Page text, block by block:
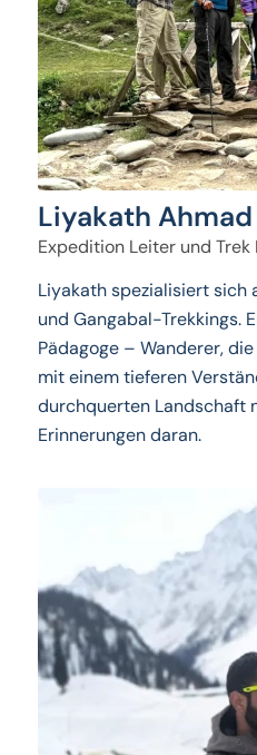
Liyakath Ahmad
Expedition Leiter und Trek
Liyakath spezialisiert sich
und Gangabal-Trekkings.
Pädagoge – Wanderer,
mit einem tieferen
durchquerten Landschaft
Erinnerungen daran.